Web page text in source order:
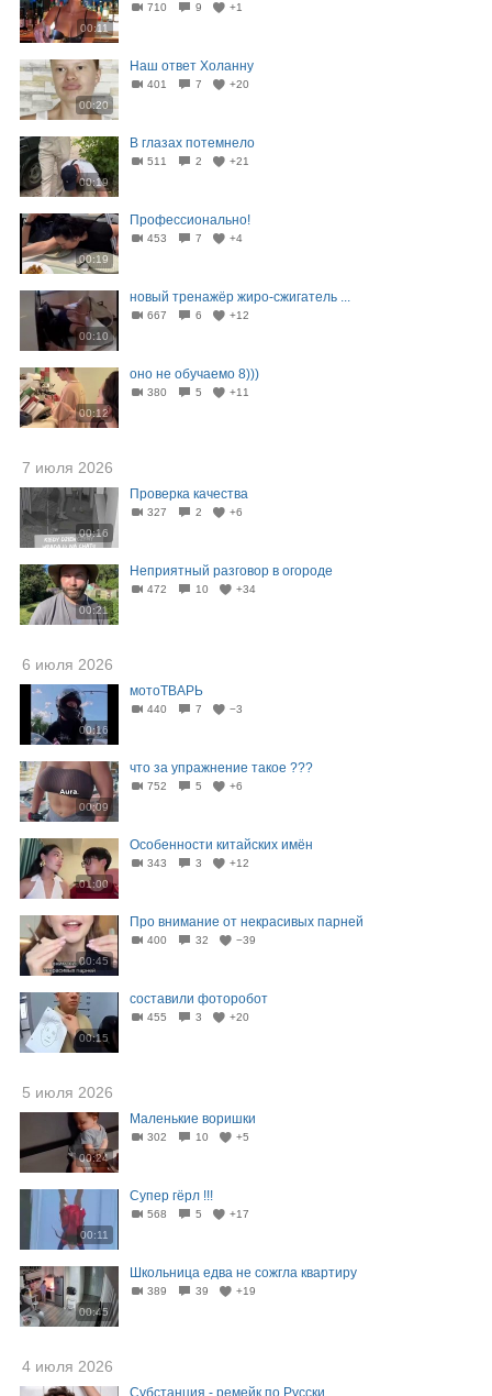
00:11
710 9 +1
00:20
Наш ответ Холанну⁠
401 7 +20
00:19
В глазах потемнело⁠⁠
511 2 +21
00:19
Профессионально!⁠
453 7 +4
00:10
новый тренажёр жиро-сжигатель ...
667 6 +12
00:12
оно не обучаемо 8)))
380 5 +11
7 июля 2026
00:16
Проверка качества
327 2 +6
00:21
Неприятный разговор в огороде
472 10 +34
6 июля 2026
00:16
мотоТВАРЬ
440 7 −3
00:09
что за упражнение такое ???
752 5 +6
01:00
Особенности китайских имён
343 3 +12
00:45
Про внимание от некрасивых парней
400 32 −39
00:15
составили фоторобот
455 3 +20
5 июля 2026
00:24
Маленькие воришки
302 10 +5
00:11
Супер гёрл !!!
568 5 +17
00:45
Школьница едва не сожгла квартиру
389 39 +19
4 июля 2026
Субстанция - ремейк по Русски